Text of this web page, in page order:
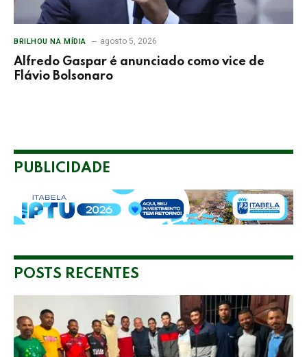
BRILHOU NA MÍDIA agosto 5, 2026
Alfredo Gaspar é anunciado como vice de
Flávio Bolsonaro
PUBLICIDADE
POSTS RECENTES